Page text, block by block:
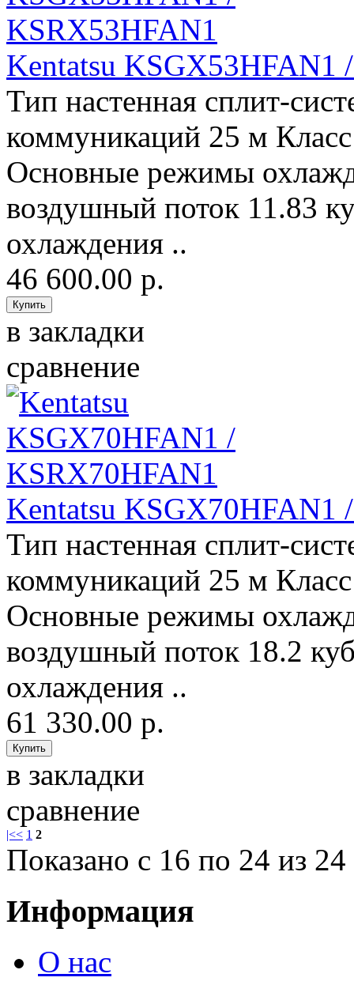
Kentatsu KSGX53HFAN1
Тип настенная сплит-
коммуникаций 25 м
Основные режимы
воздушный поток 11.83
охлаждения ..
46 600.00 р.
в закладки
сравнение
Kentatsu KSGX70HFAN1
Тип настенная сплит-
коммуникаций 25 м
Основные режимы
воздушный поток 18.2
охлаждения ..
61 330.00 р.
в закладки
сравнение
|<< 1 2
Показано с 16 по 24 из
Информация
О нас